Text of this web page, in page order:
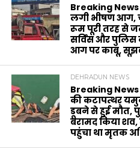
Breaking
लगी भीषण आग,
रूम पूरी तरह से
सर्विस और पुलिस
आग पर काबू,
DEHRADUN NEWS
Breaking
की कटापत्थर
डूबने से हुई मौत,
बरामद किया
पहुंचा था मृतक